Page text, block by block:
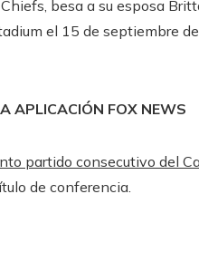
besa a su esposa
el 15 de septiembre
APLICACIÓN FOX NEWS
partido consecutivo del
de conferencia.